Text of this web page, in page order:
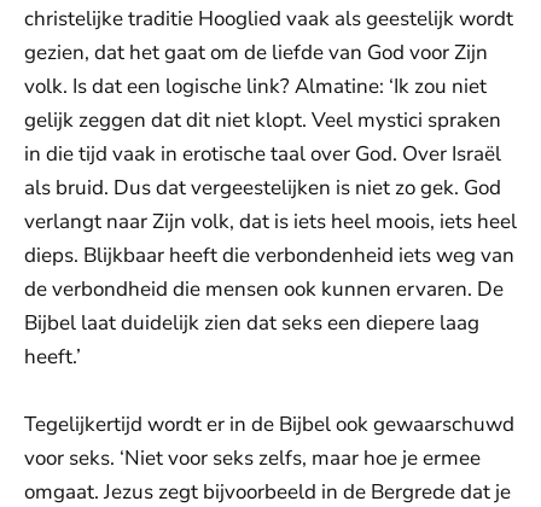
christelijke traditie Hooglied vaak als geestelijk wordt
gezien, dat het gaat om de liefde van God voor Zijn
volk. Is dat een logische link? Almatine: ‘Ik zou niet
gelijk zeggen dat dit niet klopt. Veel mystici spraken
in die tijd vaak in erotische taal over God. Over Israël
als bruid. Dus dat vergeestelijken is niet zo gek. God
verlangt naar Zijn volk, dat is iets heel moois, iets heel
dieps. Blijkbaar heeft die verbondenheid iets weg van
de verbondheid die mensen ook kunnen ervaren. De
Bijbel laat duidelijk zien dat seks een diepere laag
heeft.’
Tegelijkertijd wordt er in de Bijbel ook gewaarschuwd
voor seks. ‘Niet voor seks zelfs, maar hoe je ermee
omgaat. Jezus zegt bijvoorbeeld in de Bergrede dat je